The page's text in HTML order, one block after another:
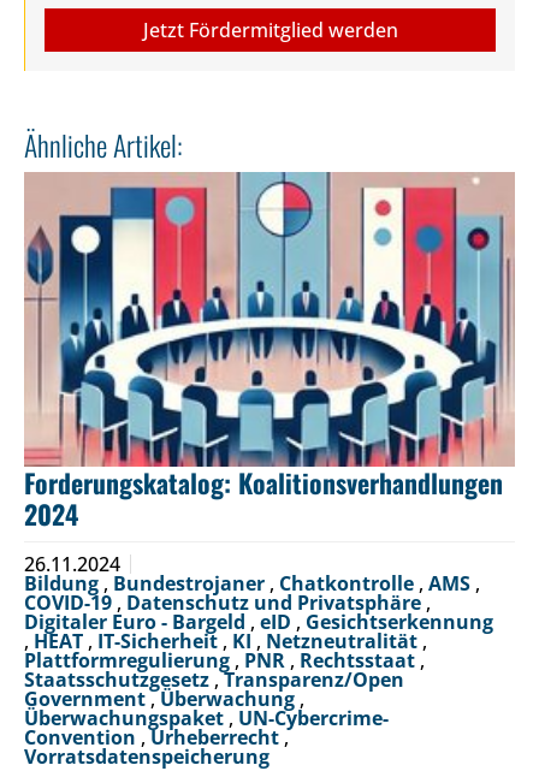
Jetzt Fördermitglied werden
Ähnliche Artikel:
Forderungskatalog: Koalitionsverhandlungen
2024
26.11.2024
Bildung , Bundestrojaner , Chatkontrolle , AMS ,
COVID-19 , Datenschutz und Privatsphäre ,
Digitaler Euro - Bargeld , eID , Gesichtserkennung
, HEAT , IT-Sicherheit , KI , Netzneutralität ,
Plattformregulierung , PNR , Rechtsstaat ,
Staatsschutzgesetz ,Transparenz/Open
Government,Überwachung ,
Überwachungspaket , UN-Cybercrime-
Convention ,Urheberrecht ,
Vorratsdatenspeicherung